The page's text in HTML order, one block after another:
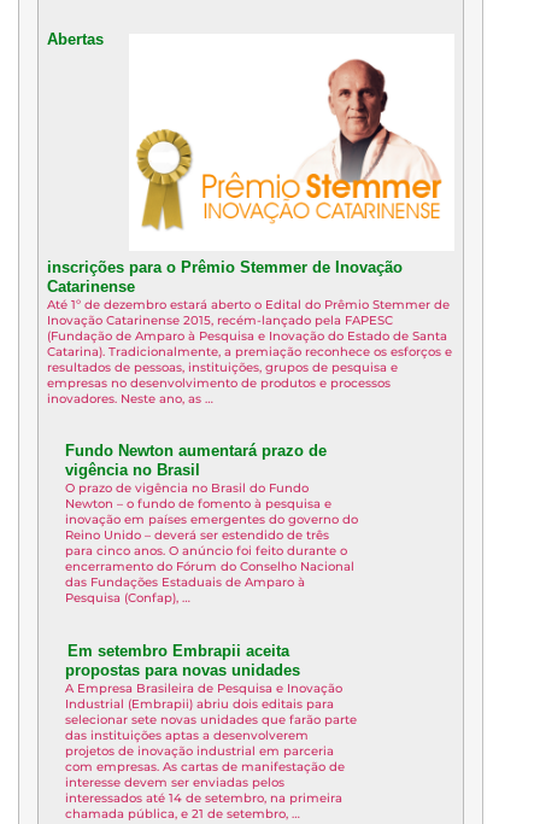
Abertas
inscrições para o Prêmio Stemmer de Inovação
Catarinense
Até 1º de dezembro estará aberto o Edital do Prêmio Stemmer de
Inovação Catarinense 2015, recém-lançado pela FAPESC
(Fundação de Amparo à Pesquisa e Inovação do Estado de Santa
Catarina). Tradicionalmente, a premiação reconhece os esforços e
resultados de pessoas, instituições, grupos de pesquisa e
empresas no desenvolvimento de produtos e processos
inovadores. Neste ano, as …
Fundo Newton aumentará prazo de
vigência no Brasil
O prazo de vigência no Brasil do Fundo
Newton – o fundo de fomento à pesquisa e
inovação em países emergentes do governo do
Reino Unido – deverá ser estendido de três
para cinco anos. O anúncio foi feito durante o
encerramento do Fórum do Conselho Nacional
das Fundações Estaduais de Amparo à
Pesquisa (Confap), …
Em setembro Embrapii aceita
propostas para novas unidades
A Empresa Brasileira de Pesquisa e Inovação
Industrial (Embrapii) abriu dois editais para
selecionar sete novas unidades que farão parte
das instituições aptas a desenvolverem
projetos de inovação industrial em parceria
com empresas. As cartas de manifestação de
interesse devem ser enviadas pelos
interessados até 14 de setembro, na primeira
chamada pública, e 21 de setembro, …